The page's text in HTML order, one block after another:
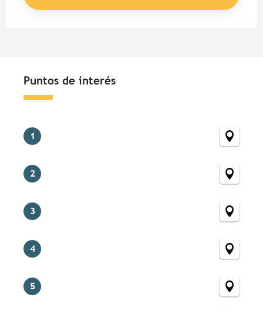
Puntos de interés
1
2
3
4
5